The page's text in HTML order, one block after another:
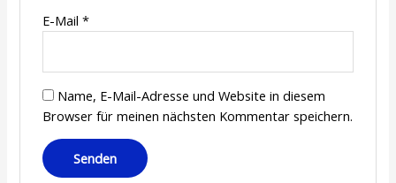
E-Mail *
Name, E-Mail-Adresse und Website in diesem
Browser für meinen nächsten Kommentar speichern.